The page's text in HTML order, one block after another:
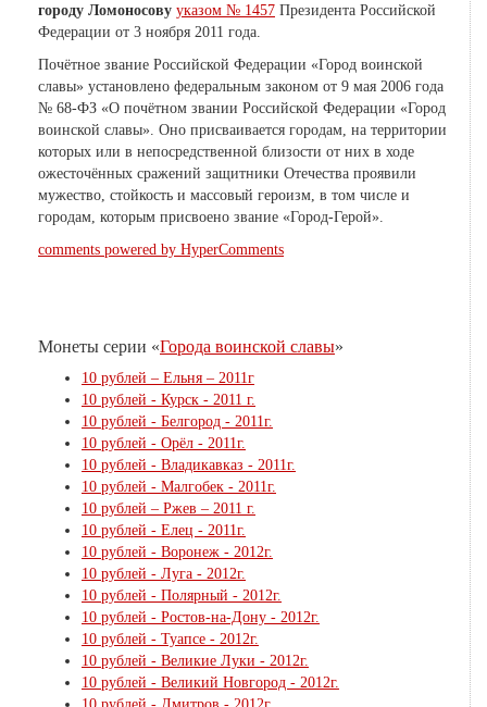
городу Ломоносову указом № 1457 Президента Российской
Федерации от 3 ноября 2011 года.
Почётное звание Российской Федерации «Город воинской
славы» установлено федеральным законом от 9 мая 2006 года
№ 68-ФЗ «О почётном звании Российской Федерации «Город
воинской славы». Оно присваивается городам, на территории
которых или в непосредственной близости от них в ходе
ожесточённых сражений защитники Отечества проявили
мужество, стойкость и массовый героизм, в том числе и
городам, которым присвоено звание «Город-Герой».
comments powered by HyperComments
Монеты серии «Города воинской славы»
10 рублей – Ельня – 2011г
10 рублей - Курск - 2011 г.
10 рублей - Белгород - 2011г.
10 рублей - Орёл - 2011г.
10 рублей - Владикавказ - 2011г.
10 рублей - Малгобек - 2011г.
10 рублей – Ржев – 2011 г.
10 рублей - Елец - 2011г.
10 рублей - Воронеж - 2012г.
10 рублей - Луга - 2012г.
10 рублей - Полярный - 2012г.
10 рублей - Ростов-на-Дону - 2012г.
10 рублей - Туапсе - 2012г.
10 рублей - Великие Луки - 2012г.
10 рублей - Великий Новгород - 2012г.